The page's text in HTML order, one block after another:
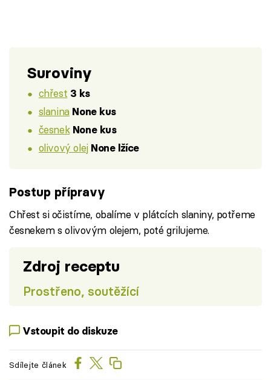
Suroviny
chřest 3 ks
slanina None kus
česnek None kus
olivový olej None lžíce
Postup přípravy
Chřest si očistíme, obalíme v plátcích slaniny, potřeme
česnekem s olivovým olejem, poté grilujeme.
Zdroj receptu
Prostřeno, soutěžící
Vstoupit do diskuze
Sdílejte článek